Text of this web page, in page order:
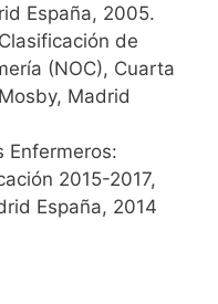
España, 2005.
de
(NOC), Cuarta
Madrid
Enfermeros:
2015-2017,
España, 2014